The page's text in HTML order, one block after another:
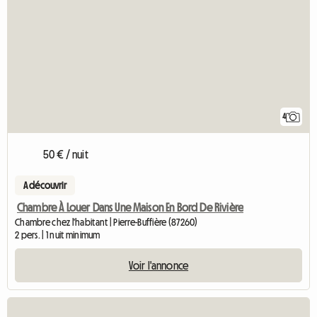
4
50 € / nuit
A découvrir
Chambre À Louer Dans Une Maison En Bord De Rivière
Chambre chez l'habitant | Pierre-Buffière (87260)
2 pers. | 1 nuit minimum
Voir l'annonce